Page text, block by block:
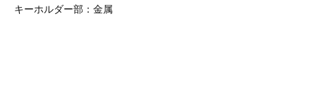
キーホルダー部：金属